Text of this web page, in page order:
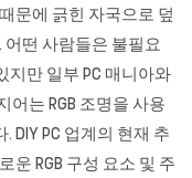
문에 긁힌 자국으로 덮
어떤 사람들은 불필요
지만 일부 PC 매니아와
어는 RGB 조명을 사용
DIY PC 업계의 현재 추
운 RGB 구성 요소 및 주